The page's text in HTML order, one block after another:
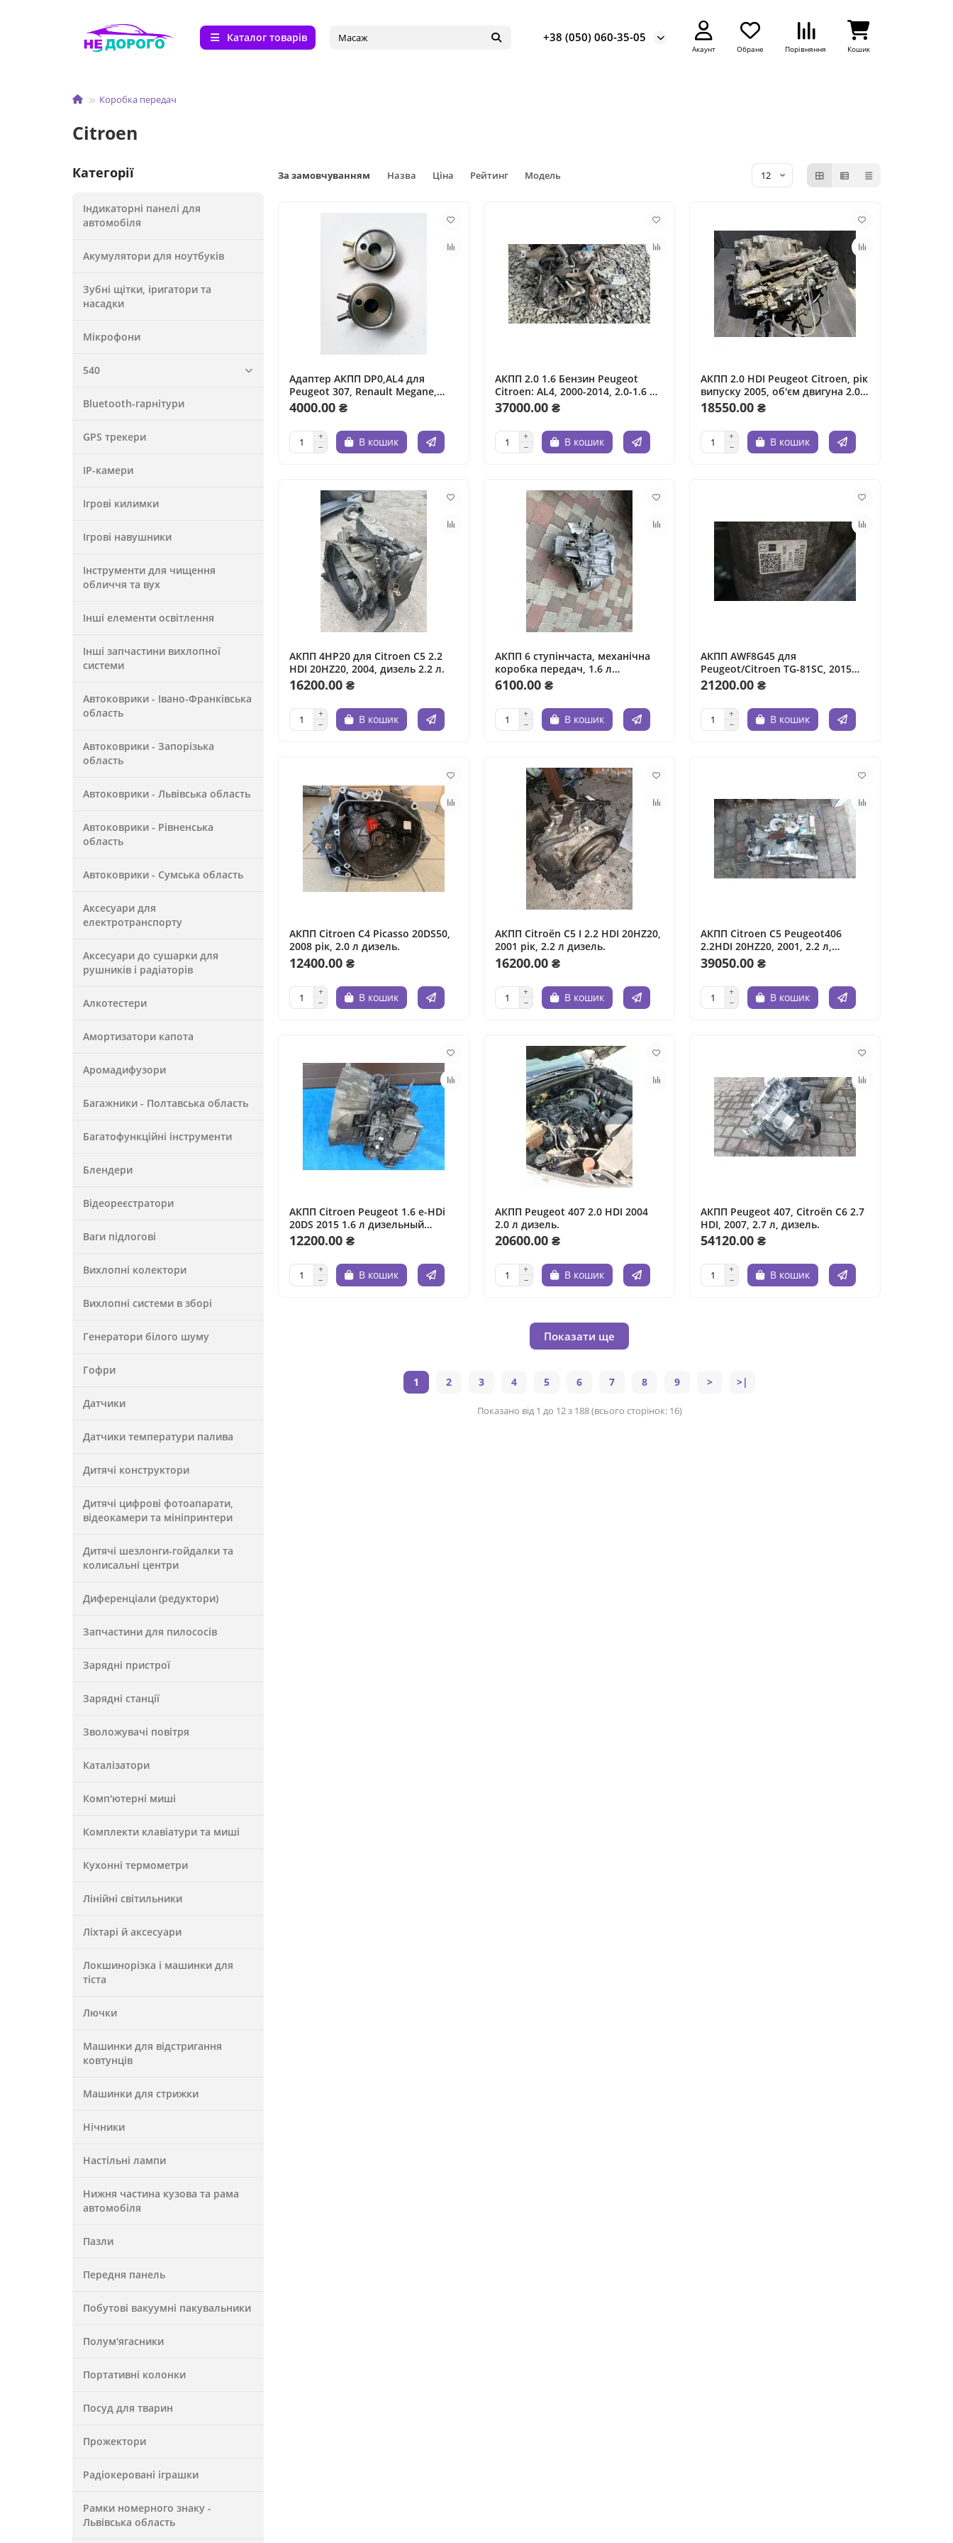
Каталог товарів +38 (050) 060-35-05
Акаунт Обране Порівняння Кошик
Коробка передач
Citroen
Категорії
Індикаторні панелі для
автомобіля
Акумулятори для ноутбуків
Зубні щітки, іригатори та
насадки
Мікрофони
540
Bluetooth-гарнітури
GPS трекери
IP-камери
Ігрові килимки
Ігрові навушники
Інструменти для чищення
обличчя та вух
Інші елементи освітлення
Інші запчастини вихлопної
системи
Автоковрики - Івано-Франківська
область
Автоковрики - Запорізька
область
Автоковрики - Львівська область
Автоковрики - Рівненська
область
Автоковрики - Сумська область
Аксесуари для
електротранспорту
Аксесуари до сушарки для
рушників і радіаторів
Алкотестери
Амортизатори капота
Аромадифузори
Багажники - Полтавська область
Багатофункційні інструменти
Блендери
Відеореєстратори
Ваги підлогові
Вихлопні колектори
Вихлопні системи в зборі
Генератори білого шуму
Гофри
Датчики
Датчики температури палива
Дитячі конструктори
Дитячі цифрові фотоапарати,
відеокамери та мініпринтери
Дитячі шезлонги-гойдалки та
колисальні центри
Диференціали (редуктори)
Запчастини для пилососів
Зарядні пристрої
Зарядні станції
Зволожувачі повітря
Каталізатори
Комп'ютерні миші
Комплекти клавіатури та миші
Кухонні термометри
Лінійні світильники
Ліхтарі й аксесуари
Локшинорізка і машинки для
тіста
Лючки
Машинки для відстригання
ковтунців
Машинки для стрижки
Нічники
Настільні лампи
Нижня частина кузова та рама
автомобіля
Пазли
Передня панель
Побутові вакуумні пакувальники
Полум'ягасники
Портативні колонки
Посуд для тварин
Прожектори
Радіокеровані іграшки
Рамки номерного знаку -
Львівська область
За замовчуванням Назва Ціна Рейтинг Модель
Адаптер АКПП DP0,AL4 для
Peugeot 307, Renault Megane,
Citroen C4. 2005 рік, 1.6 л,
бензин.
4000.00 ₴
В кошик
АКПП 2.0 1.6 Бензин Peugeot
Citroen: AL4, 2000-2014, 2.0-1.6 л,
бензин.
37000.00 ₴
В кошик
АКПП 2.0 HDI Peugeot Citroen, рік
випуску 2005, об'єм двигуна 2.0
л, паливо дизель.
18550.00 ₴
В кошик
АКПП 4HP20 для Citroen C5 2.2
HDI 20HZ20, 2004, дизель 2.2 л.
16200.00 ₴
В кошик
АКПП 6 ступінчаста, механічна
коробка передач, 1.6 л
бензиновий двигун, турбіна,
диск сцеплення для Peugeot
3008 Citroen.
6100.00 ₴
В кошик
АКПП AWF8G45 для
Peugeot/Citroen TG-81SC, 2015
рік, 2.0 л, бензин.
21200.00 ₴
В кошик
АКПП Citroen C4 Picasso 20DS50,
2008 рік, 2.0 л дизель.
12400.00 ₴
В кошик
АКПП Citroën C5 I 2.2 HDI 20HZ20,
2001 рік, 2.2 л дизель.
16200.00 ₴
В кошик
АКПП Citroen C5 Peugeot406
2.2HDI 20HZ20, 2001, 2.2 л,
дизель.
39050.00 ₴
В кошик
АКПП Citroen Peugeot 1.6 e-HDi
20DS 2015 1.6 л дизельный
двигатель.
12200.00 ₴
В кошик
АКПП Peugeot 407 2.0 HDI 2004
2.0 л дизель.
20600.00 ₴
В кошик
АКПП Peugeot 407, Citroën C6 2.7
HDI, 2007, 2.7 л, дизель.
54120.00 ₴
В кошик
Показати ще
1 2 3 4 5 6 7 8 9 > >|
Показано від 1 до 12 з 188 (всього сторінок: 16)